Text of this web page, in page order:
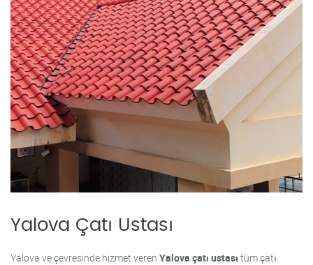
Yalova Çatı Ustası
Yalova ve çevresinde hizmet veren Yalova çatı ustası tüm çatı